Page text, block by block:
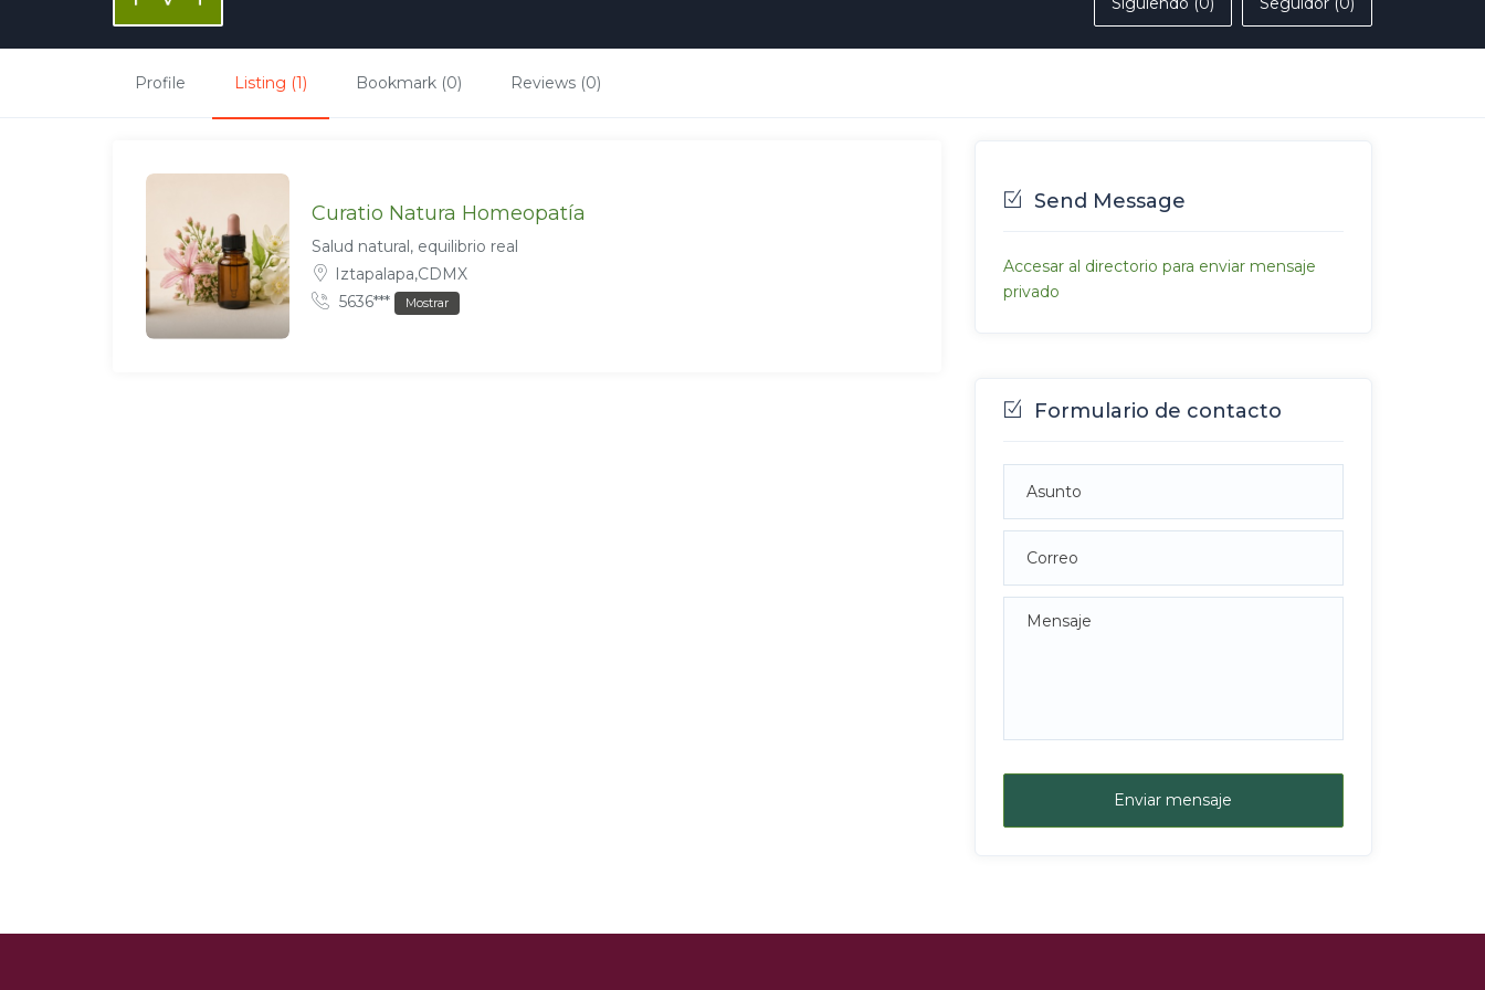
Profile Listing (1) Bookmark (0) Reviews (0)
Curatio Natura Homeopatía
Salud natural, equilibrio real
Iztapalapa,CDMX
5636***
Mostrar
Send Message
Accesar al directorio para enviar mensaje
privado
Formulario de contacto
Enviar mensaje